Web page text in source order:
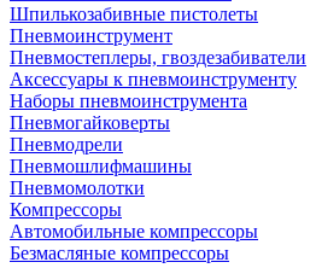
Шпилькозабивные пистолеты
Пневмоинструмент
Пневмостеплеры, гвоздезабиватели
Аксессуары к пневмоинструменту
Наборы пневмоинструмента
Пневмогайковерты
Пневмодрели
Пневмошлифмашины
Пневмомолотки
Компрессоры
Автомобильные компрессоры
Безмасляные компрессоры